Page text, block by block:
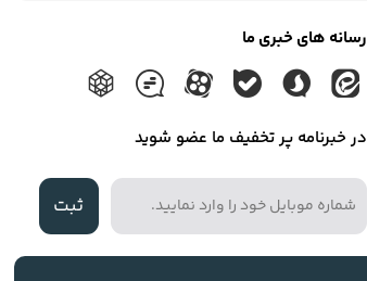
رسانه های خبری ما
در خبرنامه پر تخفیف ما عضو شوید
ثبت